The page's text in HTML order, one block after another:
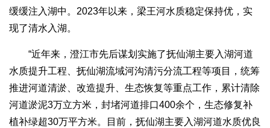
缓缓注入湖中。2023年以来，梁王河水质稳定保持优，实
现了清水入湖。
“近年来，澄江市先后谋划实施了抚仙湖主要入湖河道
水质提升工程、抚仙湖流域河沟清污分流工程等项目，统筹
推进河道清淤、改造提升、生态恢复等重点工作，累计清除
河道淤泥3万立方米，封堵河道排口400余个，生态修复补
植补绿超30万平方米。目前，抚仙湖主要入湖河道水质优良